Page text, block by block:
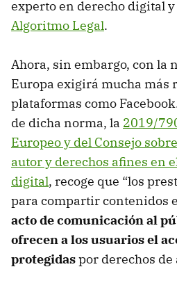
experto en derecho digital
Algoritmo Legal.
Ahora, sin embargo, con la
Europa exigirá mucha más
plataformas como
de dicha norma, la 2019/
Europeo y del Consejo
autor y derechos afines en
digital, recoge que “los
para compartir contenidos
acto de comunicación al
ofrecen a los usuarios el
protegidaspor derechos de